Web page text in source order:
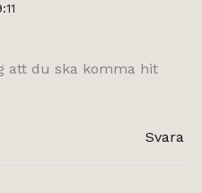
att du ska komma hit
Svara